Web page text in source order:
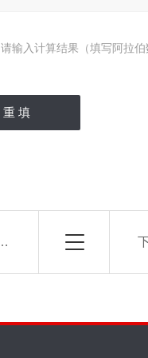
请输入计算结果（填写阿拉